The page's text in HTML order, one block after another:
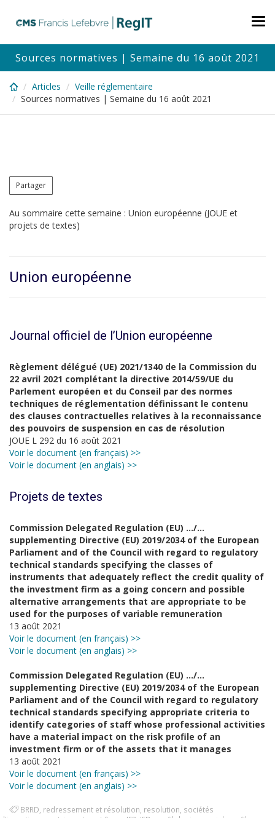
content
Sources normatives | Semaine du 16 août 2021
Articles
Veille réglementaire
Sources normatives | Semaine du 16 août 2021
Partager
Au sommaire cette semaine : Union européenne (JOUE et
projets de textes)
Union européenne
Journal officiel de l’Union européenne
Règlement délégué (UE) 2021/1340 de la Commission du
22 avril 2021 complétant la directive 2014/59/UE du
Parlement européen et du Conseil par des normes
techniques de réglementation définissant le contenu
des clauses contractuelles relatives à la reconnaissance
des pouvoirs de suspension en cas de résolution
JOUE L 292 du 16 août 2021
Voir le document (en français) >>
Voir le document (en anglais) >>
Projets de textes
Commission Delegated Regulation (EU) …/…
supplementing Directive (EU) 2019/2034 of the European
Parliament and of the Council with regard to regulatory
technical standards specifying the classes of
instruments that adequately reflect the credit quality of
the investment firm as a going concern and possible
alternative arrangements that are appropriate to be
used for the purposes of variable remuneration
13 août 2021
Voir le document (en français) >>
Voir le document (en anglais) >>
Commission Delegated Regulation (EU) …/…
supplementing Directive (EU) 2019/2034 of the European
Parliament and of the Council with regard to regulatory
technical standards specifying appropriate criteria to
identify categories of staff whose professional activities
have a material impact on the risk profile of an
investment firm or of the assets that it manages
13 août 2021
Voir le document (en français) >>
Voir le document (en anglais) >>
BRRD redressement et résolution resolution sociétés